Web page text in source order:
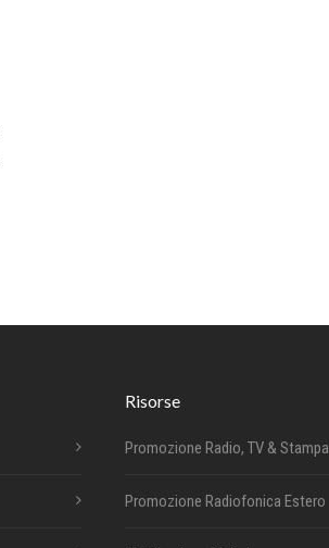
Risorse
Promozione Radio, TV & Stampa
Promozione Radiofonica Estero